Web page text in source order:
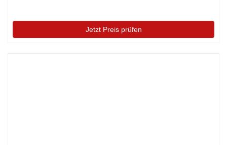
Jetzt Preis prüfen